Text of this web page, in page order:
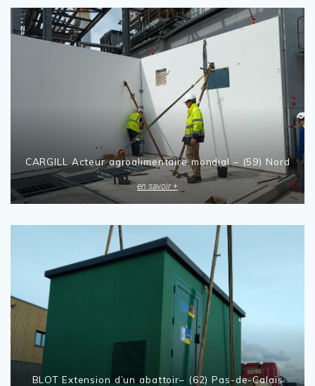
CARGILL Acteur agroalimentaire mondial – (59) Nord
en savoir +
BLOT Extension d’un abattoir– (62) Pas-de-Calais